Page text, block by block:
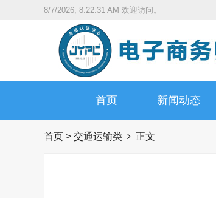
8/7/2026, 8:22:32 AM 欢迎访问。
首页 新闻动态
首页 > 交通运输类 正文